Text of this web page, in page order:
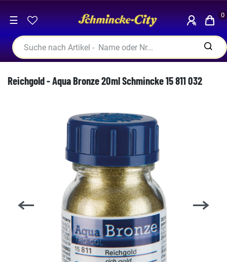
☰ 0
Reichgold - Aqua Bronze 20ml Schmincke 15 811 032